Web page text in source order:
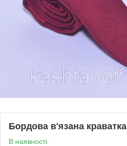
Бордова в'язана краватка
В наявності